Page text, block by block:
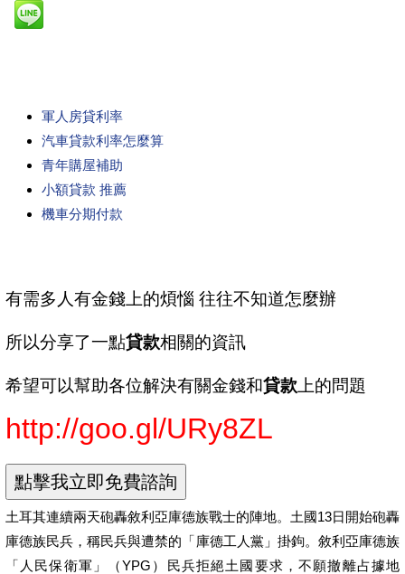
軍人房貸利率
汽車貸款利率怎麼算
青年購屋補助
小額貸款 推薦
機車分期付款
有需多人有金錢上的煩惱 往往不知道怎麼辦
所以分享了一點貸款相關的資訊
希望可以幫助各位解決有關金錢和貸款 上的問題
http://goo.gl/URy8ZL
土耳其連續兩天砲轟敘利亞庫德族戰士的陣地。土國13日開始砲轟
庫德族民兵，稱民兵與遭禁的「庫德工人黨」掛鉤。敘利亞庫德族
「人民保衛軍」（YPG）民兵拒絕土國要求，不願撤離占據地